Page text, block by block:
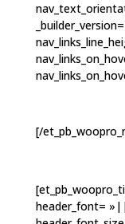
[/
header_font=